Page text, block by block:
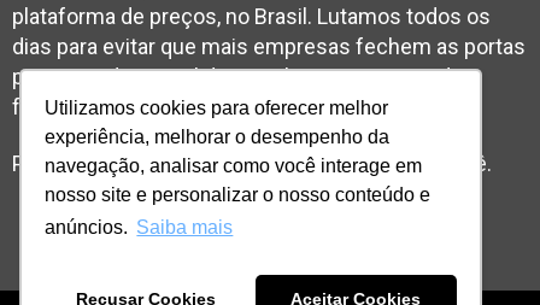
Utilizamos cookies para oferecer melhor
experiência, melhorar o desempenho da
navegação, analisar como você interage em
nosso site e personalizar o nosso conteúdo e
anúncios. Saiba mais
Recusar Cookies Aceitar Cookies
plataforma de preços, no Brasil. Lutamos todos os
dias para evitar que mais empresas fechem as portas
por conta de capital de giro alto e processos de
formação de preços falhos.
Precificar é um desafio, nós facilitamos para você.